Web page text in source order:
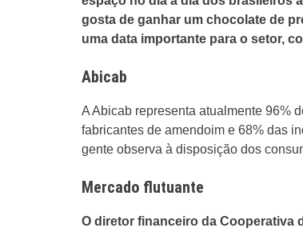
gosta de ganhar um chocolate de
uma data importante para o setor,
Abicab
A Abicab representa atualmente 96%
fabricantes de amendoim e 68% das
gente observa à disposição dos
Mercado flutuante
O diretor financeiro da Cooperativa